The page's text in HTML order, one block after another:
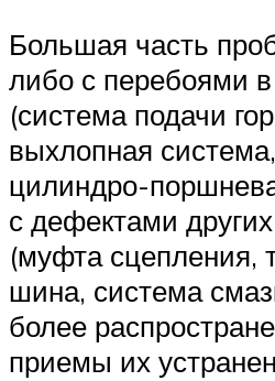
Большая часть
либо с перебоями
(система подачи
выхлопная
цилиндро-
с дефектами
(муфта сцепления,
шина, система
более
приемы их